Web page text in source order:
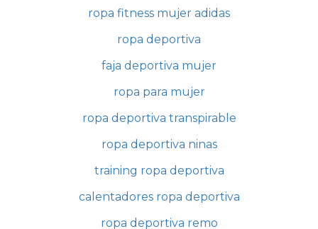
ropa fitness mujer adidas
ropa deportiva
faja deportiva mujer
ropa para mujer
ropa deportiva transpirable
ropa deportiva ninas
training ropa deportiva
calentadores ropa deportiva
ropa deportiva remo